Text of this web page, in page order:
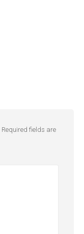
Required fields are